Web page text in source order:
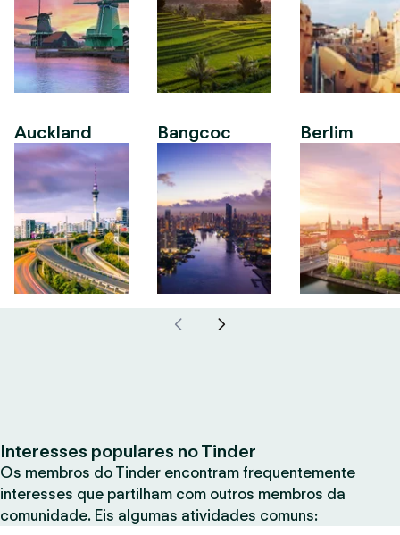
Auckland Bangcoc Berlim
Interesses populares no Tinder
Os membros do Tinder encontram frequentemente
interesses que partilham com outros membros da
comunidade. Eis algumas atividades comuns: